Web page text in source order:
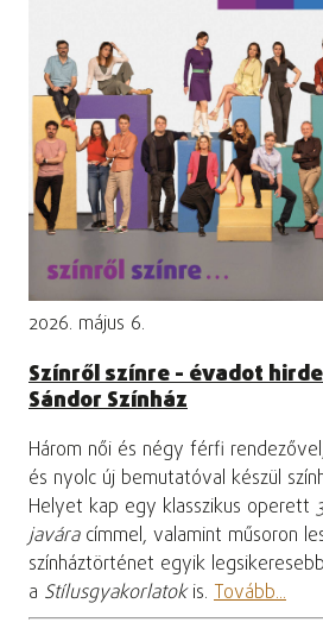
2026. május 6.
Színről színre - évadot
Sándor Színház
Három női és négy férfi
és nyolc új bemutatóval készül
Helyet kap egy klasszikus operett
javáracímmel, valamint műsoron
színháztörténet egyik
a Stílusgyakorlatokis. Tovább...